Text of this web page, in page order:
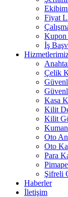
Fiyat
Kupon
İş
Çelik
Kasa
Kilit
Kilit
Oto
Oto
Para
Şifreli
Haberler
İletişim